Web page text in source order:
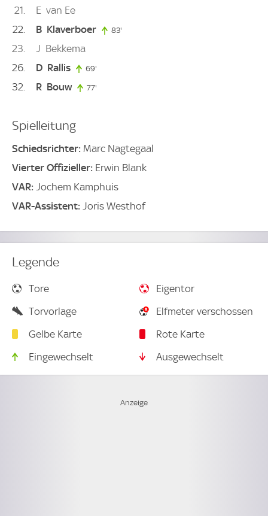
21 E van Ee
22
B Klaverboer 83'
23 J Bekkema
26
D Rallis 69'
32 R Bouw 77'
Spielleitung
Schiedsrichter: Marc Nagtegaal
Vierter Offizieller: Erwin Blank
VAR: Jochem Kamphuis
VAR-Assistent: Joris Westhof
Legende
Tore
Eigentor
Torvorlage
Elfmeter verschossen
Gelbe Karte
Rote Karte
Eingewechselt
Ausgewechselt